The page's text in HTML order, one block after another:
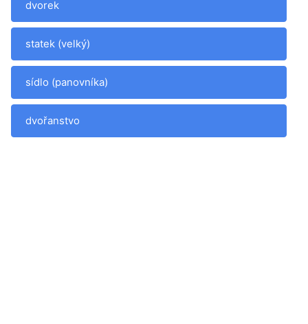
dvorek
statek (velký)
sídlo (panovníka)
dvořanstvo